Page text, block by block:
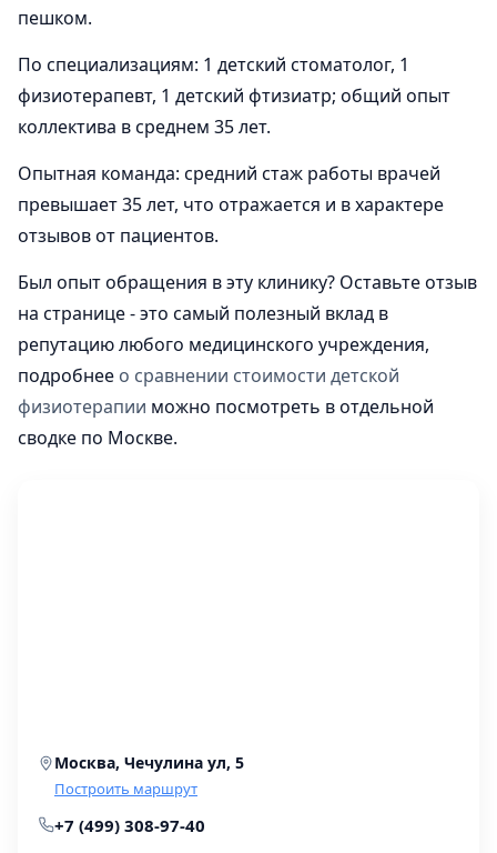
пешком.
По специализациям: 1 детский стоматолог, 1
физиотерапевт, 1 детский фтизиатр; общий опыт
коллектива в среднем 35 лет.
Опытная команда: средний стаж работы врачей
превышает 35 лет, что отражается и в характере
отзывов от пациентов.
Был опыт обращения в эту клинику? Оставьте отзыв
на странице - это самый полезный вклад в
репутацию любого медицинского учреждения,
подробнее о сравнении стоимости детской
физиотерапии можно посмотреть в отдельной
сводке по Москве.
Москва, Чечулина ул, 5
Построить маршрут
+7 (499) 308-97-40